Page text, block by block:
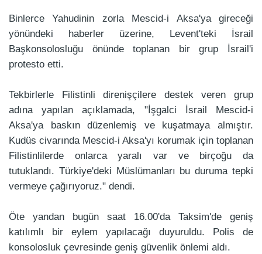
Binlerce Yahudinin zorla Mescid-i Aksa'ya gireceği
yönündeki haberler üzerine, Levent'teki İsrail
Başkonsolosluğu önünde toplanan bir grup İsrail'i
protesto etti.
Tekbirlerle Filistinli direnişçilere destek veren grup
adına yapılan açıklamada, "İşgalci İsrail Mescid-i
Aksa'ya baskın düzenlemiş ve kuşatmaya almıştır.
Kudüs civarında Mescid-i Aksa'yı korumak için toplanan
Filistinlilerde onlarca yaralı var ve birçoğu da
tutuklandı. Türkiye'deki Müslümanları bu duruma tepki
vermeye çağırıyoruz." dendi.
Öte yandan bugün saat 16.00'da Taksim'de geniş
katılımlı bir eylem yapılacağı duyuruldu. Polis de
konsolosluk çevresinde geniş güvenlik önlemi aldı.